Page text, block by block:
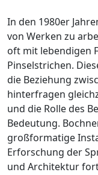
In den 1980er
von Werken zu
oft mit lebendigen
Pinselstrichen.
die Beziehung
hinterfragen
und die Rolle des
Bedeutung.
großformatige
Erforschung der
und Architektur